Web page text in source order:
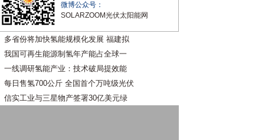
微博公众号：
SOLARZOOM光伏太阳能网
多省份将加快氢能规模化发展 福建拟
我国可再生能源制氢年产能占全球一
一线调研氢能产业：技术破局提效能
每日售氢700公斤 全国首个万吨级光伏
信实工业与三星物产签署30亿美元绿